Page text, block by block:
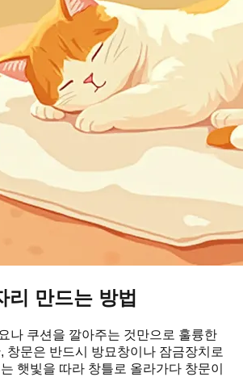
리 만드는 방법
나 쿠션을 깔아주는 것만으로 훌륭한
창문은 반드시 방묘창이나 잠금장치로
햇빛을 따라 창틀로 올라가다 창문이